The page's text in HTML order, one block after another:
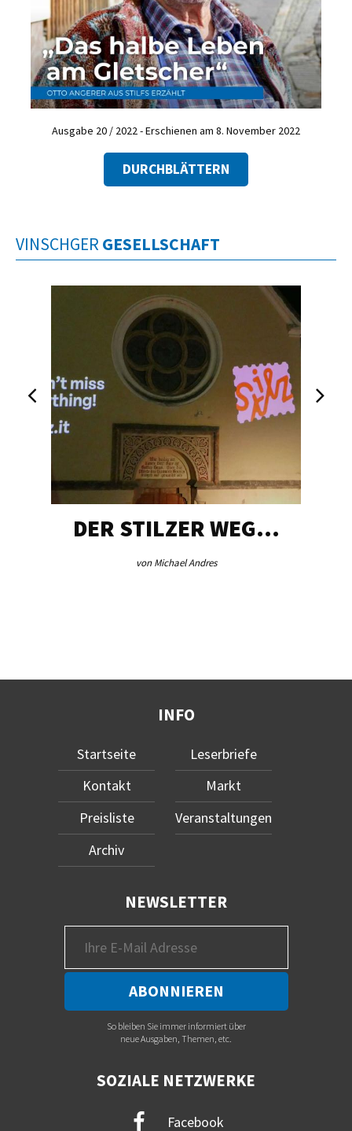
Ausgabe 20 / 2022 - Erschienen am 8. November 2022
DURCHBLÄTTERN
VINSCHGER GESELLSCHAFT
DER STILZER WEG…
von Michael Andres
INFO
Startseite
Kontakt
Preisliste
Archiv
Leserbriefe
Markt
Veranstaltungen
NEWSLETTER
So bleiben Sie immer informiert über
neue Ausgaben, Themen, etc.
SOZIALE NETZWERKE
Facebook